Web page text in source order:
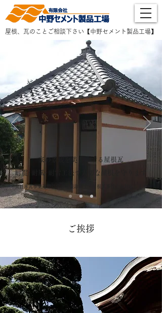
屋根、瓦のことご相談下さい【中野セメント製品工場】
​家の景観を美しくする屋根瓦
耐震･耐風･耐雪工法で大切な屋根を守ります
～全日本瓦事業連盟認定の屋根診断士・ 屋根工事技士が対応します～
ご挨拶